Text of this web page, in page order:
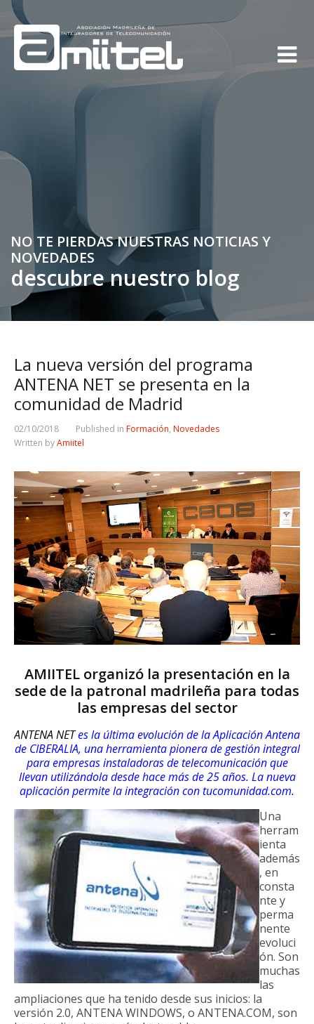
NO TE PIERDAS NUESTRAS NOTICIAS Y
NOVEDADES
descubre nuestro blog
La nueva versión del programa
ANTENA NET se presenta en la
comunidad de Madrid
02/10/2018 Published in Formación, Novedades
Written byAmiitel
AMIITEL organizó la presentación en la
sede de la patronal madrileña para todas
las empresas del sector
ANTENA NETes la última evolución de la Aplicación Antena
de CIBERALIA, una herramienta pionera de gestión integral
para empresas instaladoras de telecomunicación que
llevan utilizándola desde hace más de 25 años. La nueva
aplicación permite la integración con tucomunidad.com.
Una
herram
ienta
además
, en
consta
nte y
perma
nente
evoluci
ón. Son
muchas
las
ampliaciones que ha tenido desde sus inicios: la
versión 2.0, ANTENA WINDOWS, o ANTENA.COM, son